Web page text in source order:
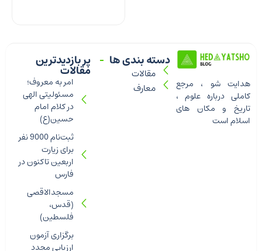
پر بازدیدترین
مقالات
امر به معروف؛
مسئولیتی الهی
در کلام امام
حسین(ع)
ثبت‌نام 9000 نفر
برای زیارت
اربعین تاکنون در
فارس
مسجدالاقصی
(قدس،
فلسطین)
برگزاری آزمون
ارزیابی مجدد
دسته بندی ها
مقالات
معارف
هدایت شو ، مرجع
کاملی درباره علوم ،
تاریخ و مکان های
اسلام است